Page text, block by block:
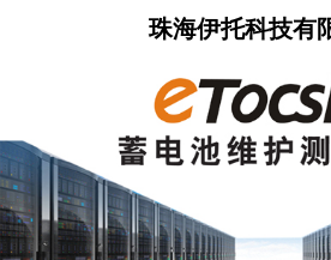
珠海伊托科技有